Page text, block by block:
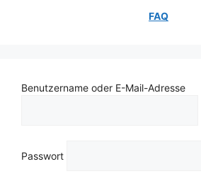
FAQ
Benutzername oder E-Mail-Adresse
Passwort